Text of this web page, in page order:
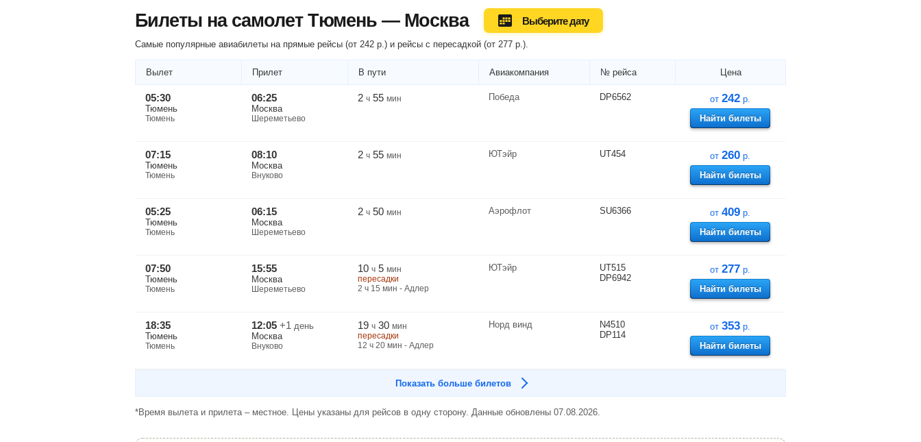
Билеты на самолет Тюмень — Москва Выберите дату
Самые популярные авиабилеты на прямые рейсы (от 242 р.) и рейсы с пересадкой (от 277 р.).
Вылет Прилет В пути Авиакомпания № рейса Цена
05:30
Тюмень
Тюмень
06:25
Москва
Шереметьево
2 ч 55 мин Победа DP6562 от 242 р.
Найти билеты
07:15
Тюмень
Тюмень
08:10
Москва
Внуково
2 ч 55 мин ЮТэйр UT454 от 260 р.
Найти билеты
05:25
Тюмень
Тюмень
06:15
Москва
Шереметьево
2 ч 50 мин Аэрофлот SU6366 от 409 р.
Найти билеты
07:50
Тюмень
Тюмень
15:55
Москва
Шереметьево
10 ч 5 мин
пересадки
2 ч 15 мин - Адлер
ЮТэйр
UT515
DP6942
от 277 р.
Найти билеты
18:35
Тюмень
Тюмень
12:05 +1 день
Москва
Внуково
19 ч 30 мин
пересадки
12 ч 20 мин - Адлер
Норд винд
N4510
DP114
от 353 р.
Найти билеты
Показать больше билетов
*Время вылета и прилета – местное. Цены указаны для рейсов в одну сторону. Данные обновлены 07.08.2026.